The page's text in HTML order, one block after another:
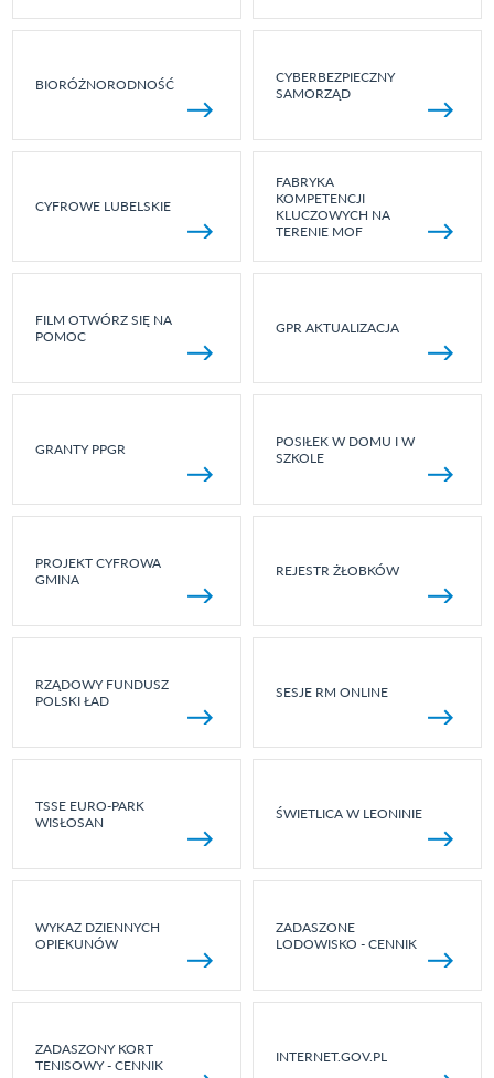
BIORÓŻNORODNOŚĆ
CYBERBEZPIECZNY
SAMORZĄD
CYFROWE LUBELSKIE
FABRYKA
KOMPETENCJI
KLUCZOWYCH NA
TERENIE MOF
FILM OTWÓRZ SIĘ NA
POMOC
GPR AKTUALIZACJA
GRANTY PPGR
POSIŁEK W DOMU I W
SZKOLE
PROJEKT CYFROWA
GMINA
REJESTR ŻŁOBKÓW
RZĄDOWY FUNDUSZ
POLSKI ŁAD
SESJE RM ONLINE
TSSE EURO-PARK
WISŁOSAN
ŚWIETLICA W LEONINIE
WYKAZ DZIENNYCH
OPIEKUNÓW
ZADASZONE
LODOWISKO - CENNIK
ZADASZONY KORT
TENISOWY - CENNIK
INTERNET.GOV.PL